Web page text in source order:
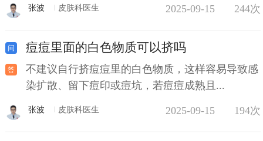
张波 皮肤科医生 2025-09-15 244次
痘痘里面的白色物质可以挤吗
不建议自行挤痘痘里的白色物质，这样容易导致感
染扩散、留下痘印或痘坑，若痘痘成熟且...
张波 皮肤科医生 2025-09-15 194次